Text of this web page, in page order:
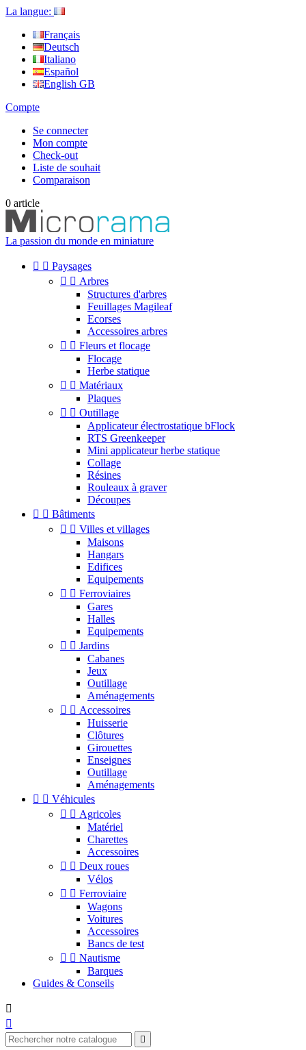
La langue:
Français
Deutsch
Italiano
Español
English GB
Compte
Se connecter
Mon compte
Check-out
Liste de souhait
Comparaison
0 article
La passion du monde en miniature
  Paysages
  Arbres
Structures d'arbres
Feuillages Magileaf
Ecorses
Accessoires arbres
  Fleurs et flocage
Flocage
Herbe statique
  Matériaux
Plaques
  Outillage
Applicateur électrostatique bFlock
RTS Greenkeeper
Mini applicateur herbe statique
Collage
Résines
Rouleaux à graver
Découpes
  Bâtiments
  Villes et villages
Maisons
Hangars
Edifices
Equipements
  Ferroviaires
Gares
Halles
Equipements
  Jardins
Cabanes
Jeux
Outillage
Aménagements
  Accessoires
Huisserie
Clôtures
Girouettes
Enseignes
Outillage
Aménagements
  Véhicules
  Agricoles
Matériel
Charettes
Accessoires
  Deux roues
Vélos
  Ferroviaire
Wagons
Voitures
Accessoires
Bancs de test
  Nautisme
Barques
Guides & Conseils


